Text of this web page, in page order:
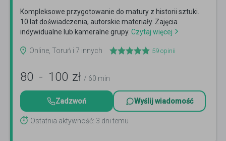
Kompleksowe przygotowanie do matury z historii sztuki.
10 lat doświadczenia, autorskie materiały. Zajęcia
indywidualne lub kameralne grupy. Czytaj więcej
Online, Toruń i 7 innych 59 opinii
80 - 100 zł / 60 min
Zadzwoń Wyślij wiadomość
Ostatnia aktywność: 3 dni temu